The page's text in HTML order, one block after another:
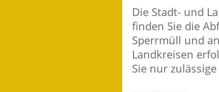
Die Stadt- und
finden Sie die
Sperrmüll und
Landkreisen
Sie nur